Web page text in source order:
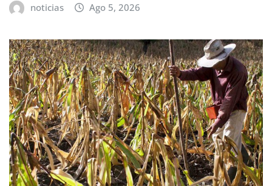
noticias Ago 5, 2026